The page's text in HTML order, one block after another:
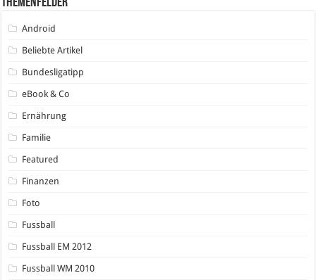
Themenfelder
Android
Beliebte Artikel
Bundesligatipp
eBook & Co
Ernährung
Familie
Featured
Finanzen
Foto
Fussball
Fussball EM 2012
Fussball WM 2010